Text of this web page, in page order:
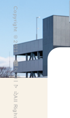
Copyright ©2011 株式会社ヨークベニマル All Rights Reserved.